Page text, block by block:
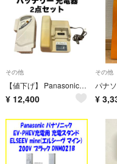
その他
【値下げ】 Panasonic 電動自転車用 バッテリー 充電器 パナソニック
¥ 12,400
その他
¥